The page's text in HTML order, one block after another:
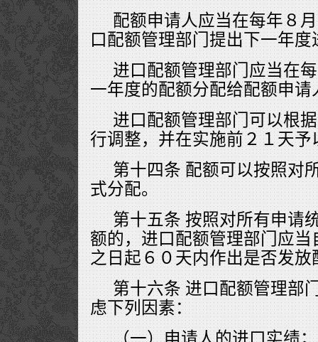
配额申请人应当在每年８
口配额管理部门提出下一年
进口配额管理部门应当在
一年度的配额分配给配额申请
进口配额管理部门可以根
行调整，并在实施前２１天予
第十四条 配额可以按照对
式分配。
第十五条 按照对所有申请
额的，进口配额管理部门应
之日起６０天内作出是否发放
第十六条 进口配额管理部
虑下列因素：